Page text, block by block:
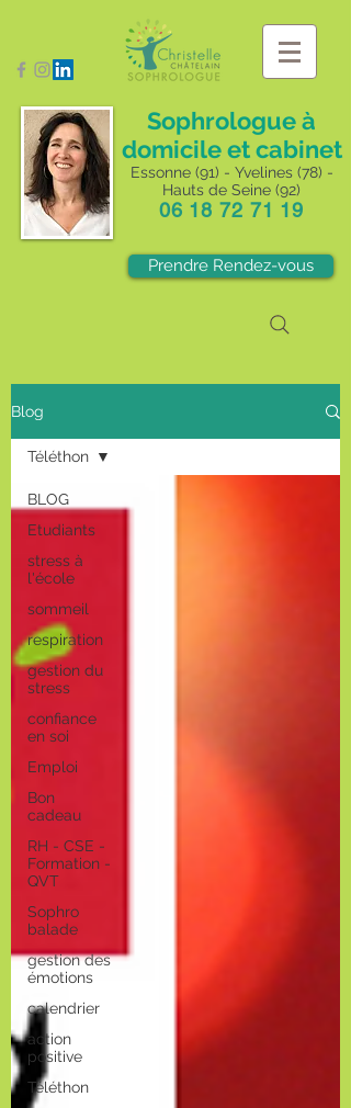
Sophrologue à
domicile et cabinet
Essonne (91) - Yvelines (78) -
Hauts de Seine (92)
06 18 72 71 19
Prendre Rendez-vous
Blog
BLOG
Etudiants
stress à
l'école
sommeil
respiration
gestion du
stress
confiance
en soi
Emploi
Bon
cadeau
RH - CSE -
Formation -
QVT
Sophro
balade
gestion des
émotions
calendrier
action
positive
Téléthon
Téléthon